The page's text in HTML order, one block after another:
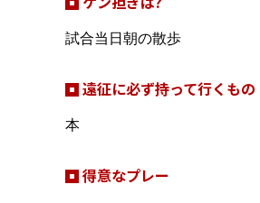
試合当日朝の散歩
遠征に必ず持って行くもの
本
得意なプレー